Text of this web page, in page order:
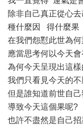
除非自己真正從心
種什麼因 得什麼果
在我們怨懟此世為
應當思考何以今天
為何今天呈現出這樣
我們只看見今天的不
但是誰知道前世自
導致今天這個果呢?
也許不盡然是自己招